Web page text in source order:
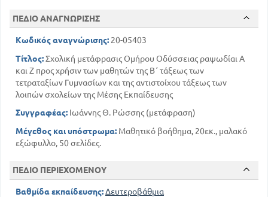
ΠΕΔΙΟ ΑΝΑΓΝΩΡΙΣΗΣ
Κωδικός αναγνώρισης: 20-05403
Τίτλος:Σχολική μετάφρασις Ομήρου Οδύσσειας ραψωδίαι Α
και Ζ προς χρήσιν των μαθητών της Β΄ τάξεως των
τετραταξίων Γυμνασίων και της αντιστοίχου τάξεως των
λοιπών σχολείων της Μέσης Εκπαίδευσης
Συγγραφέας: Ιωάννης Θ. Ρώσσης (μετάφραση)
Μέγεθος και υπόστρωμα: Μαθητικό βοήθημα, 20εκ., μαλακό
εξώφυλλο, 50 σελίδες.
ΠΕΔΙΟ ΠΕΡΙΕΧΟΜΕΝΟΥ
Βαθμίδα εκπαίδευσης:Δευτεροβάθμια